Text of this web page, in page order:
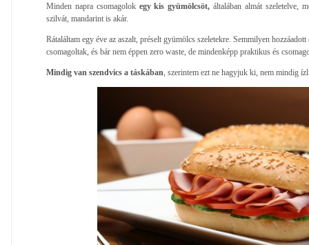
Minden napra csomagolok egy kis gyümölcsöt, általában almát szeletelve,
szilvát, mandarint is akár.
Rátaláltam egy éve az aszalt, préselt gyümölcs szeletekre. Semmilyen
csomagoltak, és bár nem éppen zero waste, de mindenképp praktikus és
Mindig van szendvics a táskában , szerintem ezt ne hagyjuk ki, nem mindig